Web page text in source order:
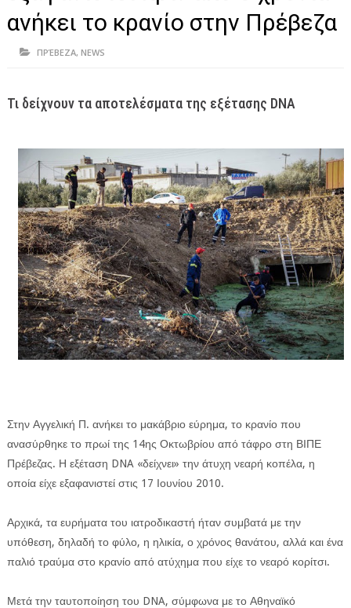
ΗΠΕΙΡΟΣ
ΠΡΕΒΕΖΑ
ΙΩΑΝΝΙΝΑ
ΙΟΝΙΑ ΝΗΣΙΑ
ΚΑΙ ΕΛΛΑΔΑ
ΥΓΕΙΑ-ΟΜΟΡΦΙΑ
ΠΟΛΙΤΙΣΜΟΣ
ΠΕΡΙΒΑΛΛΟΝ
ΤΕΧΝΟΛΟΓΙΑ
ΔΙΕΘΝΗ
ΕΦΗΜΕΡΙΔΑ Η ΠΑΡΓΑ
ανήκει το κρανίο στην Πρέβεζα
ΠΡΈΒΕΖΑ, NEWS
Τι δείχνουν τα αποτελέσματα της εξέτασης DNA
Στην Αγγελική Π. ανήκει το μακάβριο εύρημα, το κρανίο που
ανασύρθηκε το πρωί της 14ης Οκτωβρίου από τάφρο στη ΒΙΠΕ
Πρέβεζας. Η εξέταση DNA «δείχνει» την άτυχη νεαρή κοπέλα, η
οποία είχε εξαφανιστεί στις 17 Ιουνίου 2010.
Αρχικά, τα ευρήματα του ιατροδικαστή ήταν συμβατά με την
υπόθεση, δηλαδή το φύλο, η ηλικία, ο χρόνος θανάτου, αλλά και ένα
παλιό τραύμα στο κρανίο από ατύχημα που είχε το νεαρό κορίτσι.
Μετά την ταυτοποίηση του DNA, σύμφωνα με το Αθηναϊκό